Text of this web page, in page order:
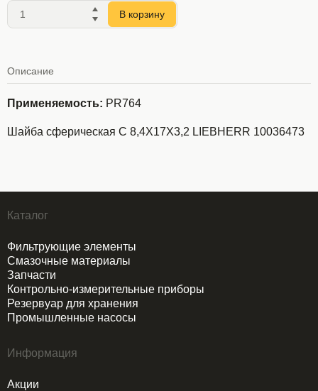
В корзину
Описание
Применяемость: PR764
Шайба сферическая С 8,4Х17Х3,2 LIEBHERR 10036473
Каталог
Фильтрующие элементы
Смазочные материалы
Запчасти
Контрольно-измерительные приборы
Резервуар для хранения
Промышленные насосы
Информация
Акции